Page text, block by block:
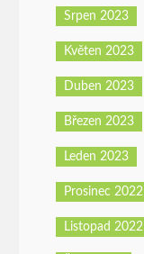
Srpen 2023
Květen 2023
Duben 2023
Březen 2023
Leden 2023
Prosinec 2022
Listopad 2022